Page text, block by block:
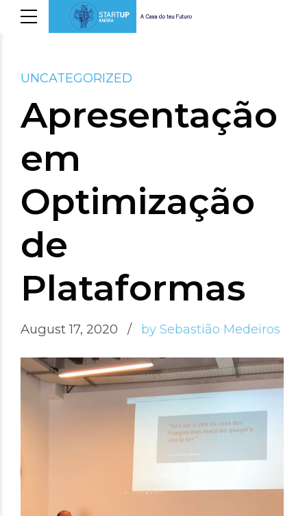
UNCATEGORIZED
Apresentação
em
Optimização
de
Plataformas
August 17, 2020 by Sebastião Medeiros